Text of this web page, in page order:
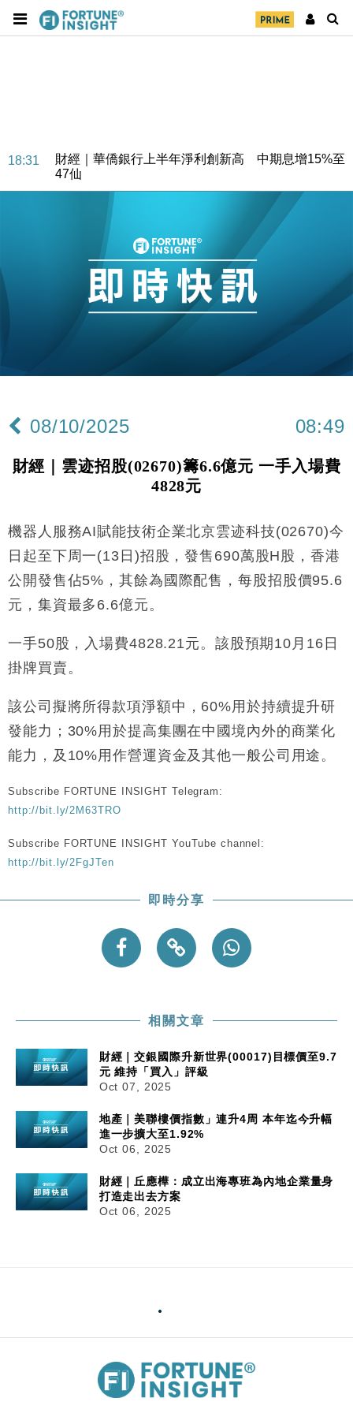
18:31
財經｜華僑銀行上半年淨利創新高 中期息增15%至
47仙
財經｜滙豐上調香港今年GDP預測至4.5% 看好貿易
及消費表現
本地｜假冒內地執法人員要求交「保證金」 43歲女子
損失近6900萬元
財經｜日經失守6.5萬點後回穩 全周仍升近2%
15:47
財經｜恒隆10月換帥 玩具「反」斗城亞洲CEO蔡德
財經｜韓股反覆波動收跌 連挫7周創逾3年最長跌勢
12:44
財經｜日本春季三度入市撐日圓 4月單日斥6.28萬億
11:12
國際｜特朗普料美伊戰事快結束 承認部分彈藥庫存緊
司
18:31
財經｜華僑銀行上半年淨利創新高 中期息增15%至
及消費表現
16:47
損失近6900萬元
16:05
財經｜日經失守6.5萬點後回穩 全周仍升近2%
15:47
財經｜恒隆10月換帥 玩具「反」斗城亞洲CEO蔡德
粦接任
15:11
財經｜韓股反覆波動收跌 連挫7周創逾3年最長跌勢
13:44
財經｜內地7月美元計價出口增近24%勝預期 貿易順
差達1125億美元
日圓干預創新高
11:12
國際｜特朗普料美伊戰事快結束 承認部分彈藥庫存緊
財經｜SA售股自救後再出手 斥4億美元押注未上市公
08/10/2025 08:49
財經｜雲迹招股(02670)籌6.6億元 一手入場費
4828元
機器人服務AI賦能技術企業北京雲迹科技(02670)今
日起至下周一(13日)招股，發售690萬股H股，香港
公開發售佔5%，其餘為國際配售，每股招股價95.6
元，集資最多6.6億元。
一手50股，入場費4828.21元。該股預期10月16日
掛牌買賣。
該公司擬將所得款項淨額中，60%用於持續提升研
發能力；30%用於提高集團在中國境內外的商業化
能力，及10%用作營運資金及其他一般公司用途。
Subscribe FORTUNE INSIGHT Telegram:
http://bit.ly/2M63TRO
Subscribe FORTUNE INSIGHT YouTube channel:
http://bit.ly/2FgJTen
即時分享
相關文章
財經｜交銀國際升新世界(00017)目標價至9.7
元 維持「買入」評級
Oct 07, 2025
地產｜美聯樓價指數」連升4周 本年迄今升幅
進一步擴大至1.92%
Oct 06, 2025
財經｜丘應樺：成立出海專班為內地企業量身
打造走出去方案
Oct 06, 2025